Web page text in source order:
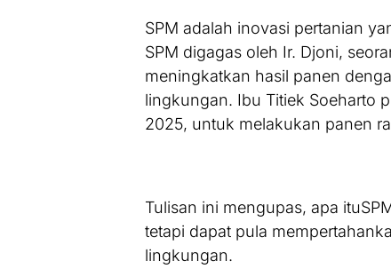
SPM adalah inovasi pertanian
SPM digagas oleh Ir. Djoni,
meningkatkan hasil panen
lingkungan. Ibu Titiek Soeharto
2025, untuk melakukan panen
Tulisan ini mengupas, apa
tetapi dapat pula
lingkungan.